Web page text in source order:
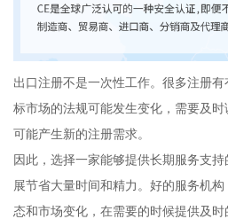
出口注册不是一次性工作。很多注册
标市场的法规可能发生变化，需要及时
可能产生新的注册需求。
因此，选择一家能够提供长期服务支
展节省大量时间和精力。好的服务机
态和市场变化，在需要的时候提供及